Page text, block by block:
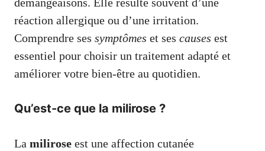
réaction allergique ou d’une irritation.
Comprendre ses symptômes et ses causes est
essentiel pour choisir un traitement adapté et
améliorer votre bien-être au quotidien.
Qu’est-ce que la milirose ?
La milirose est une affection cutanée